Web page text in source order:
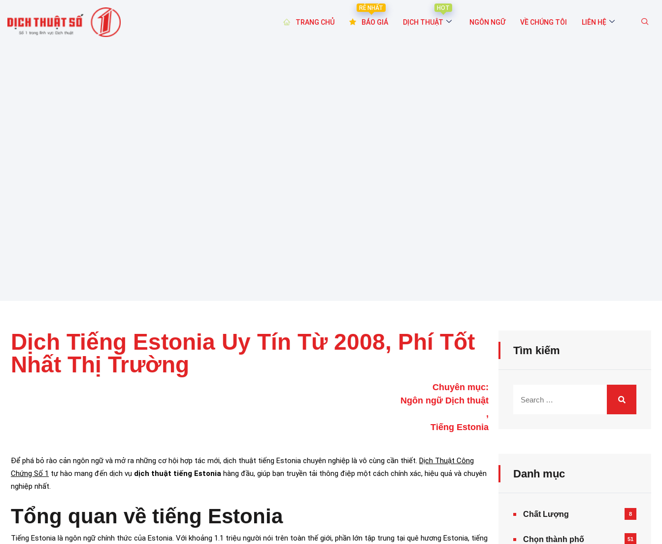
TRANG CHỦ
RẺ NHẤT
BÁO GIÁ
HOT
DỊCH THUẬT NGÔN NGỮ VỀ CHÚNG TÔI LIÊN HỆ
Dịch Tiếng Estonia Uy Tín Từ 2008, Phí Tốt
Nhất Thị Trường
Chuyên mục:
Ngôn ngữ Dịch thuật
,
Tiếng Estonia
Để phá bỏ rào cản ngôn ngữ và mở ra những cơ hội hợp tác mới, dịch thuật tiếng Estonia chuyên nghiệp là vô cùng cần thiết. Dịch Thuật Công
Chứng Số 1 tự hào mang đến dịch vụ dịch thuật tiếng Estonia hàng đầu, giúp bạn truyền tải thông điệp một cách chính xác, hiệu quả và chuyên
nghiệp nhất.
Tổng quan về tiếng Estonia
Tiếng Estonia là ngôn ngữ chính thức của Estonia. Với khoảng 1.1 triệu người nói trên toàn thế giới, phần lớn tập trung tại quê hương Estonia, tiếng
Tìm kiếm
Danh mục
Chất Lượng 8
Chọn thành phố 51